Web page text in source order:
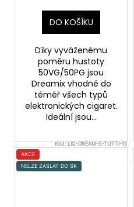
DO KOŠÍKU
Díky vyváženému
poměru hustoty
50VG/50PG jsou
Dreamix vhodné do
téměř všech typů
elektronických cigaret.
Ideální jsou...
Kód:LIQ-DREAM-S-TUTTI-10
AKCE
NELZE ZASLAT DO SK